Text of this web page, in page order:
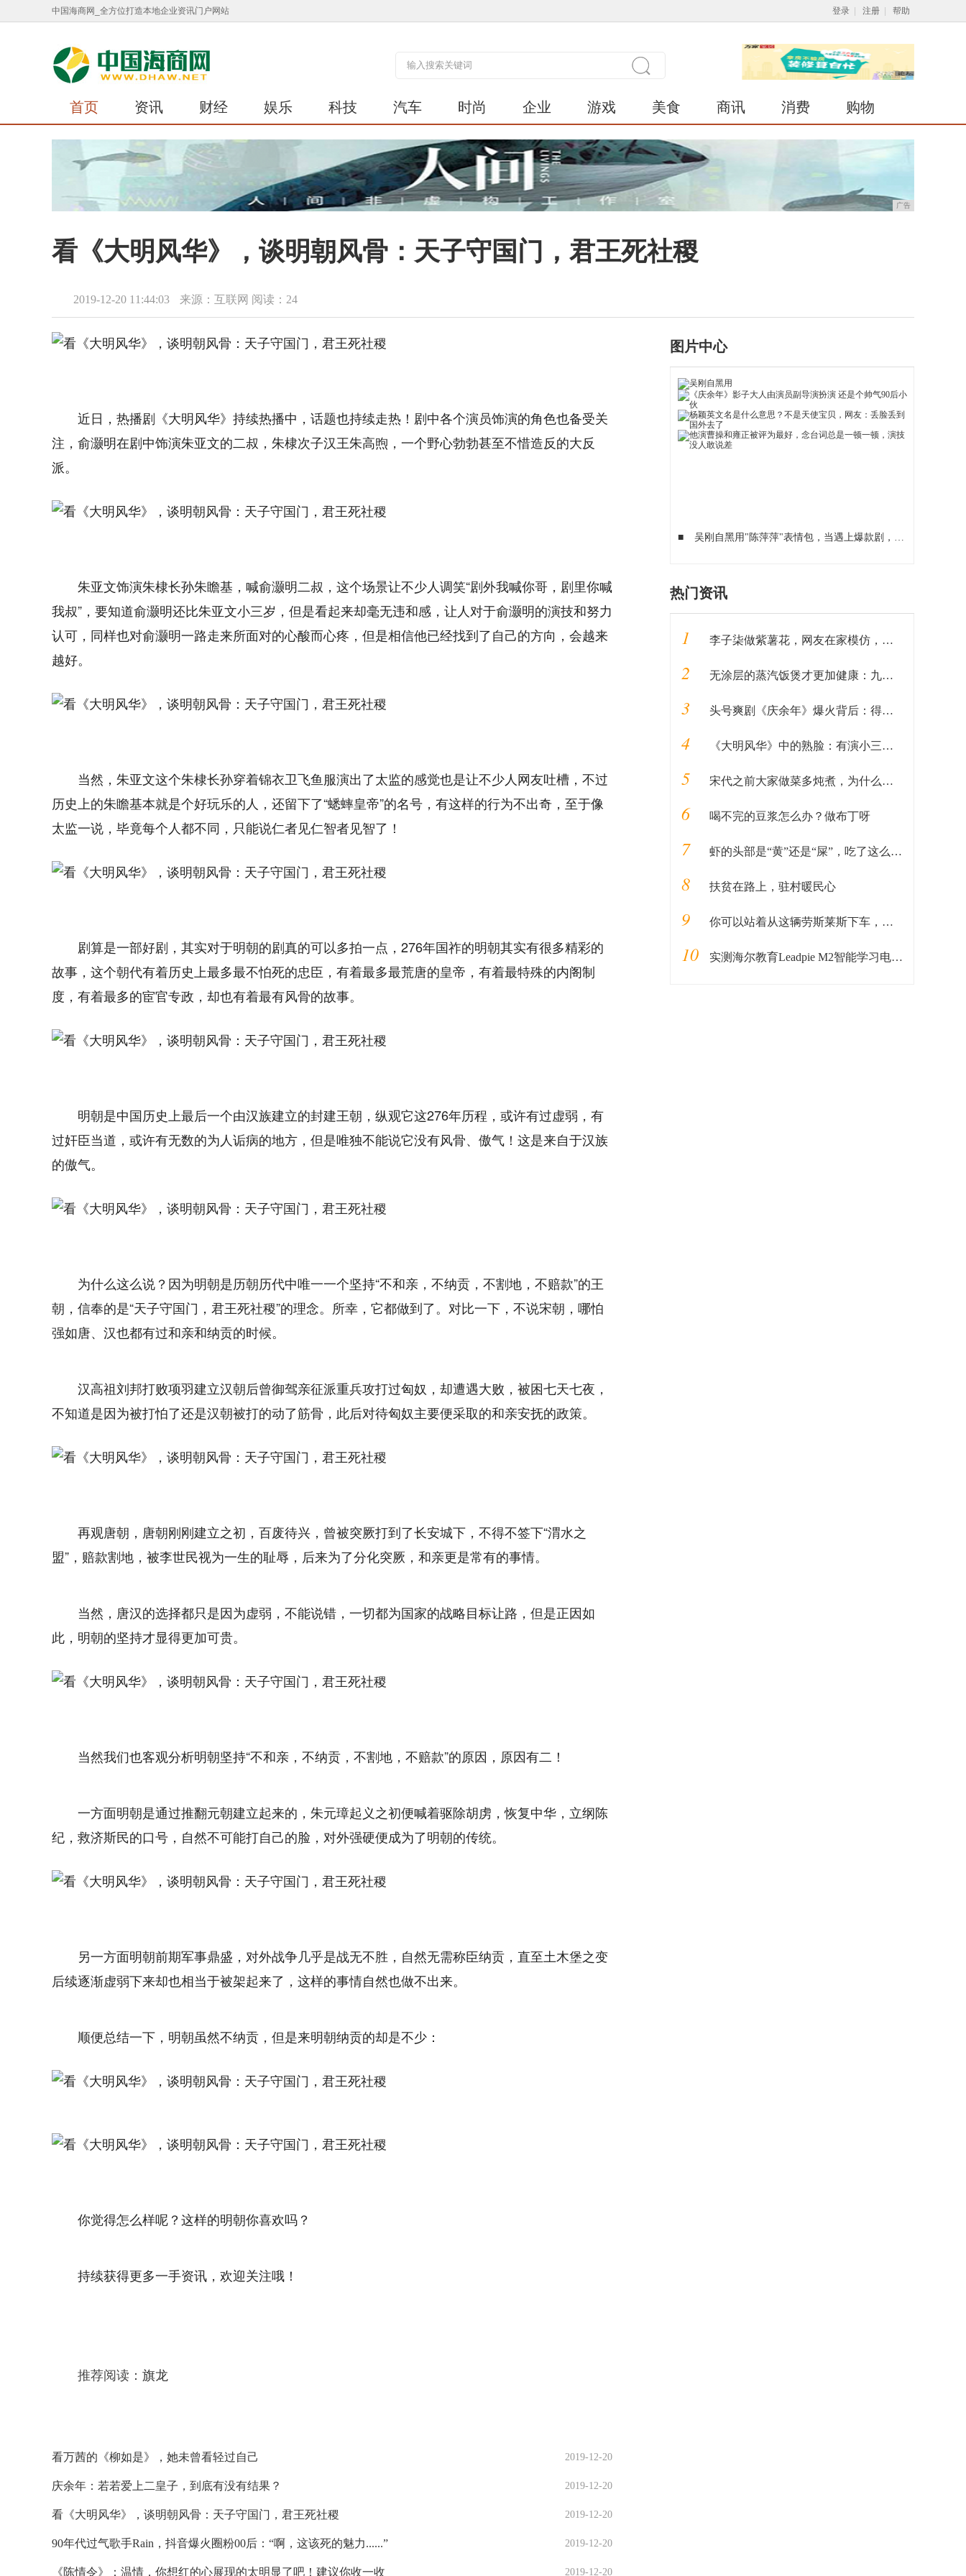
中国海商网_全方位打造本地企业资讯门户网站 登录 注册 帮助
首页 资讯 财经 娱乐 科技 汽车 时尚 企业 游戏 美食 商讯 消费 购物
广告
看《大明风华》，谈明朝风骨：天子守国门，君王死社稷
2019-12-20 11:44:03 来源：互联网 阅读：24
近日，热播剧《大明风华》持续热播中，话题也持续走热！剧中各个演员饰演的角色也备受关
注，俞灏明在剧中饰演朱亚文的二叔，朱棣次子汉王朱高煦，一个野心勃勃甚至不惜造反的大反
派。
朱亚文饰演朱棣长孙朱瞻基，喊俞灏明二叔，这个场景让不少人调笑“剧外我喊你哥，剧里你喊
我叔”，要知道俞灏明还比朱亚文小三岁，但是看起来却毫无违和感，让人对于俞灏明的演技和努力
认可，同样也对俞灏明一路走来所面对的心酸而心疼，但是相信他已经找到了自己的方向，会越来
越好。
当然，朱亚文这个朱棣长孙穿着锦衣卫飞鱼服演出了太监的感觉也是让不少人网友吐槽，不过
历史上的朱瞻基本就是个好玩乐的人，还留下了“蟋蟀皇帝”的名号，有这样的行为不出奇，至于像
太监一说，毕竟每个人都不同，只能说仁者见仁智者见智了！
剧算是一部好剧，其实对于明朝的剧真的可以多拍一点，276年国祚的明朝其实有很多精彩的
故事，这个朝代有着历史上最多最不怕死的忠臣，有着最多最荒唐的皇帝，有着最特殊的内阁制
度，有着最多的宦官专政，却也有着最有风骨的故事。
明朝是中国历史上最后一个由汉族建立的封建王朝，纵观它这276年历程，或许有过虚弱，有
过奸臣当道，或许有无数的为人诟病的地方，但是唯独不能说它没有风骨、傲气！这是来自于汉族
的傲气。
为什么这么说？因为明朝是历朝历代中唯一一个坚持“不和亲，不纳贡，不割地，不赔款”的王
朝，信奉的是“天子守国门，君王死社稷”的理念。所幸，它都做到了。对比一下，不说宋朝，哪怕
强如唐、汉也都有过和亲和纳贡的时候。
汉高祖刘邦打败项羽建立汉朝后曾御驾亲征派重兵攻打过匈奴，却遭遇大败，被困七天七夜，
不知道是因为被打怕了还是汉朝被打的动了筋骨，此后对待匈奴主要便采取的和亲安抚的政策。
再观唐朝，唐朝刚刚建立之初，百废待兴，曾被突厥打到了长安城下，不得不签下“渭水之
盟”，赔款割地，被李世民视为一生的耻辱，后来为了分化突厥，和亲更是常有的事情。
当然，唐汉的选择都只是因为虚弱，不能说错，一切都为国家的战略目标让路，但是正因如
此，明朝的坚持才显得更加可贵。
当然我们也客观分析明朝坚持“不和亲，不纳贡，不割地，不赔款”的原因，原因有二！
一方面明朝是通过推翻元朝建立起来的，朱元璋起义之初便喊着驱除胡虏，恢复中华，立纲陈
纪，救济斯民的口号，自然不可能打自己的脸，对外强硬便成为了明朝的传统。
另一方面明朝前期军事鼎盛，对外战争几乎是战无不胜，自然无需称臣纳贡，直至土木堡之变
后续逐渐虚弱下来却也相当于被架起来了，这样的事情自然也做不出来。
顺便总结一下，明朝虽然不纳贡，但是来明朝纳贡的却是不少：
你觉得怎么样呢？这样的明朝你喜欢吗？
持续获得更多一手资讯，欢迎关注哦！
推荐阅读： 旗龙
2019-12-20
看万茜的《柳如是》，她未曾看轻过自己
2019-12-20
庆余年：若若爱上二皇子，到底有没有结果？
2019-12-20
看《大明风华》，谈明朝风骨：天子守国门，君王死社稷
2019-12-20
90年代过气歌手Rain，抖音爆火圈粉00后：“啊，这该死的魅力......”
2019-12-20
《陈情令》：温情，你想红的心展现的太明显了吧！建议你收一收
图片中心
■ 吴刚自黑用"陈萍萍"表情包，当遇上爆款剧，老戏骨也能很逗比
热门资讯
1 李子柒做紫薯花，网友在家模仿，看到成品：这是有毒？
2 无涂层的蒸汽饭煲才更加健康：九阳出品，除了蒸米饭还能做汽锅鸡
3 头号爽剧《庆余年》爆火背后：得年轻人者得天下
4 《大明风华》中的熟脸：有演小三成名的吴越，还有谢广坤的扮演者
5 宋代之前大家做菜多炖煮，为什么很少有人能够吃到炒菜？
6 喝不完的豆浆怎么办？做布丁呀
7 虾的头部是“黄”还是“屎”，吃了这么久，才知道原来吃错了
8 扶贫在路上，驻村暖民心
9 你可以站着从这辆劳斯莱斯下车，像公交车上一样优雅
10 实测海尔教育Leadpie M2智能学习电脑，将人工智能“老师”带回家